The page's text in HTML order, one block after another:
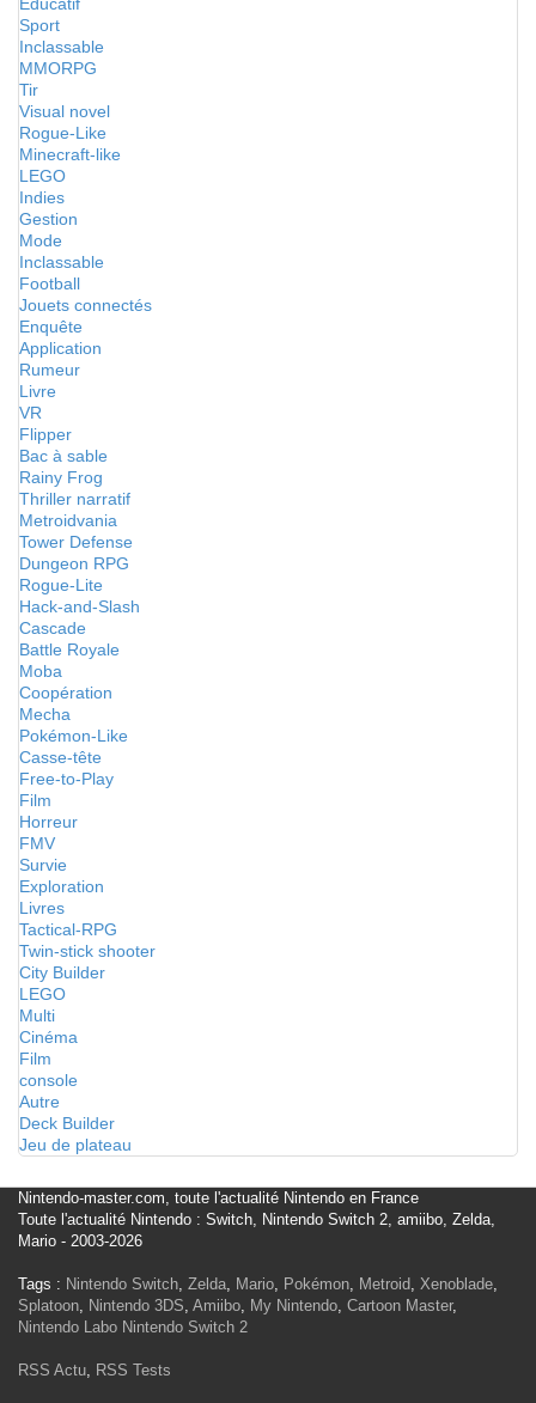
Sport
Inclassable
MMORPG
Tir
Visual novel
Rogue-Like
Minecraft-like
LEGO
Indies
Gestion
Mode
Inclassable
Football
Jouets connectés
Enquête
Application
Rumeur
Livre
VR
Flipper
Bac à sable
Rainy Frog
Thriller narratif
Metroidvania
Tower Defense
Dungeon RPG
Rogue-Lite
Hack-and-Slash
Cascade
Battle Royale
Moba
Coopération
Mecha
Pokémon-Like
Casse-tête
Free-to-Play
Film
Horreur
FMV
Survie
Exploration
Livres
Tactical-RPG
Twin-stick shooter
City Builder
LEGO
Multi
Cinéma
Film
console
Autre
Deck Builder
Jeu de plateau
Nintendo-master.com, toute l'actualité Nintendo en France
Toute l'actualité Nintendo : Switch, Nintendo Switch 2, amiibo, Zelda,
Mario - 2003-2026
Tags : Nintendo Switch, Zelda, Mario, Pokémon, Metroid, Xenoblade,
Splatoon, Nintendo 3DS, Amiibo, My Nintendo, Cartoon Master,
Nintendo Labo Nintendo Switch 2
RSS Actu, RSS Tests